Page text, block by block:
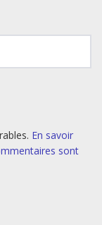
En savoir
sont